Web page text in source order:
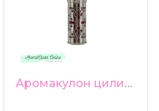
Аромакулон цилиндрический 28мм нержавеющая титановая сталь 316L + цепочка + 18 фетровых вкладышей